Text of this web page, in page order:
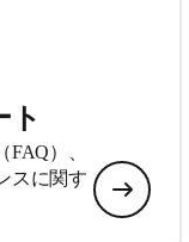
ト
）、
スに関す